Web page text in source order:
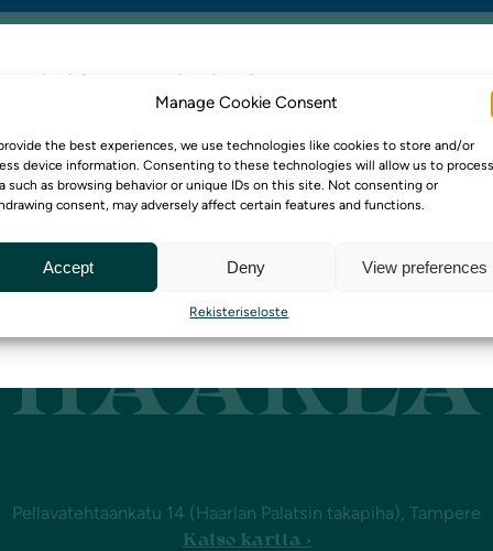
Manage Cookie Consent
the best experiences, we use technologies like cookies to store and/or
device information. Consenting to these technologies will allow us to process
such as browsing behavior or unique IDs on this site. Not consenting or
consent, may adversely affect certain features and functions.
Accept Deny View preferences
Rekisteriseloste
Pellavatehtaankatu 14 (Haarlan Palatsin takapiha), Tampere
Katso kartta ›
uutiskirjeemme tilaajaksi
joukossa kuulemassa sesongin
erikoismenuista ja ajankohtaisista eduista.
uutiskirje ja pysy mukana ravintolamme parhaissa
Haarlan sisäpiiriin tilaamalla uutiskirjeemme